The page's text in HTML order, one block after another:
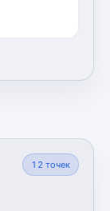
12 точек